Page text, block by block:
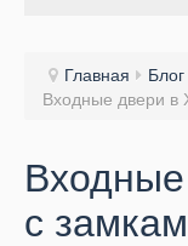
Главная
Блог
Входные двери в
с